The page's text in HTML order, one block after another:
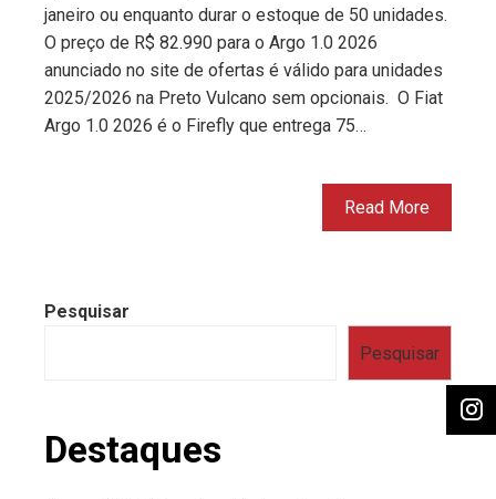
janeiro ou enquanto durar o estoque de 50 unidades.
O preço de R$ 82.990 para o Argo 1.0 2026
anunciado no site de ofertas é válido para unidades
2025/2026 na Preto Vulcano sem opcionais. O Fiat
Argo 1.0 2026 é o Firefly que entrega 75…
Read More
Pesquisar
Pesquisar
Destaques